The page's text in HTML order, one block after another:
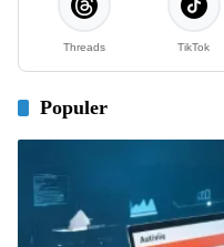
Threads TikTok
Populer